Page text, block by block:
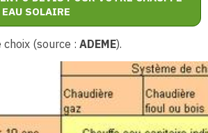
EAU SOLAIRE
(source : ADEME).